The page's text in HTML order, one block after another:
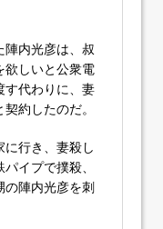
陣内光彦は、叔
欲しいと公衆電
す代わりに、妻
約したのだ。
行き、妻殺し
イプで撲殺、
の陣内光彦を刺